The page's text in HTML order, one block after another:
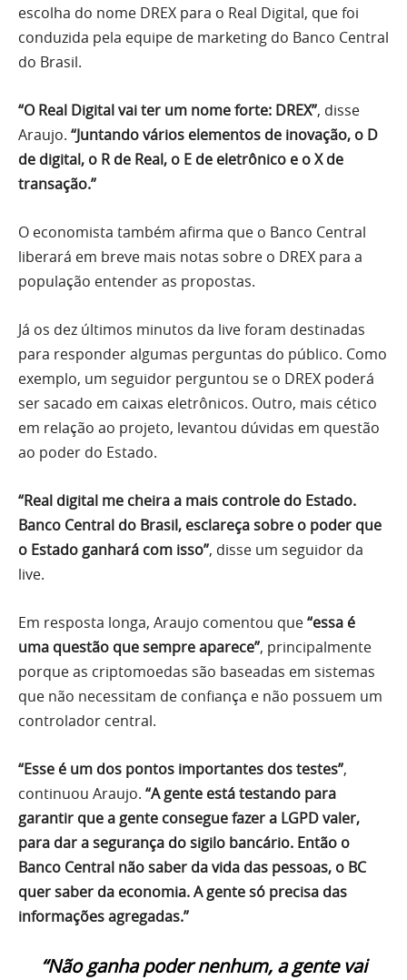
escolha do nome DREX para o Real Digital, que foi
conduzida pela equipe de marketing do Banco Central
do Brasil.
“O Real Digital vai ter um nome forte: DREX”, disse
Araujo. “Juntando vários elementos de inovação, o D
de digital, o R de Real, o E de eletrônico e o X de
transação.”
O economista também afirma que o Banco Central
liberará em breve mais notas sobre o DREX para a
população entender as propostas.
Já os dez últimos minutos da live foram destinadas
para responder algumas perguntas do público. Como
exemplo, um seguidor perguntou se o DREX poderá
ser sacado em caixas eletrônicos. Outro, mais cético
em relação ao projeto, levantou dúvidas em questão
ao poder do Estado.
“Real digital me cheira a mais controle do Estado.
Banco Central do Brasil, esclareça sobre o poder que
o Estado ganhará com isso”, disse um seguidor da
live.
Em resposta longa, Araujo comentou que“essa é
uma questão que sempre aparece”, principalmente
porque as criptomoedas são baseadas em sistemas
que não necessitam de confiança e não possuem um
controlador central.
“Esse é um dos pontos importantes dos testes”,
continuou Araujo. “A gente está testando para
garantir que a gente consegue fazer a LGPD valer,
para dar a segurança do sigilo bancário. Então o
Banco Central não saber da vida das pessoas, o BC
quer saber da economia. A gente só precisa das
informações agregadas.”
“Não ganha poder nenhum, a gente vai